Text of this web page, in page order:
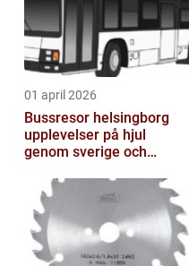
01 april 2026
Bussresor helsingborg
upplevelser på hjul
genom sverige och